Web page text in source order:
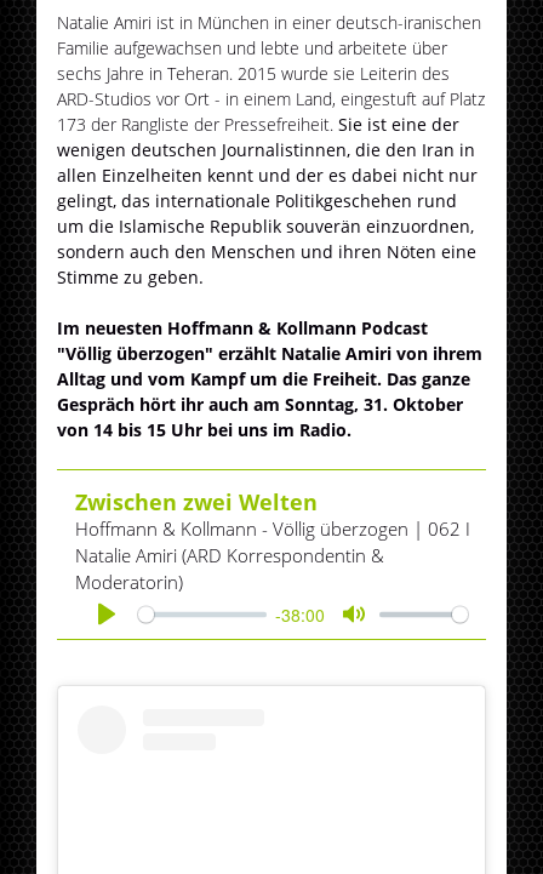
Natalie Amiri ist in München in einer deutsch-iranischen
Familie aufgewachsen und lebte und arbeitete über
sechs Jahre in Teheran. 2015 wurde sie Leiterin des
ARD-Studios vor Ort - in einem Land, eingestuft auf Platz
173 der Rangliste der Pressefreiheit.Sie ist eine der
wenigen deutschen Journalistinnen, die den Iran in
allen Einzelheiten kennt und der es dabei nicht nur
gelingt, das internationale Politikgeschehen rund
um die Islamische Republik souverän einzuordnen,
sondern auch den Menschen und ihren Nöten eine
Stimme zu geben.
Im neuesten Hoffmann & Kollmann Podcast
"Völlig überzogen" erzählt Natalie Amiri von ihrem
Alltag und vom Kampf um die Freiheit. Das ganze
Gespräch hört ihr auch am Sonntag, 31. Oktober
von 14 bis 15 Uhr bei uns im Radio.
Zwischen zwei Welten
Hoffmann & Kollmann - Völlig überzogen | 062 I
Natalie Amiri (ARD Korrespondentin &
Moderatorin)
Play
-38:00
Mute